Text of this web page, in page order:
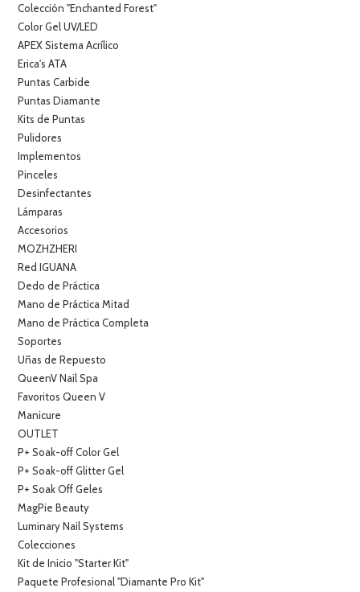
Colección "Enchanted Forest"
Color Gel UV/LED
APEX Sistema Acrílico
Erica's ATA
Puntas Carbide
Puntas Diamante
Kits de Puntas
Pulidores
Implementos
Pinceles
Desinfectantes
Lámparas
Accesorios
MOZHZHERI
Red IGUANA
Dedo de Práctica
Mano de Práctica Mitad
Mano de Práctica Completa
Soportes
Uñas de Repuesto
QueenV Nail Spa
Favoritos Queen V
Manicure
OUTLET
P+ Soak-off Color Gel
P+ Soak-off Glitter Gel
P+ Soak Off Geles
MagPie Beauty
Luminary Nail Systems
Colecciones
Kit de Inicio "Starter Kit"
Paquete Profesional "Diamante Pro Kit"